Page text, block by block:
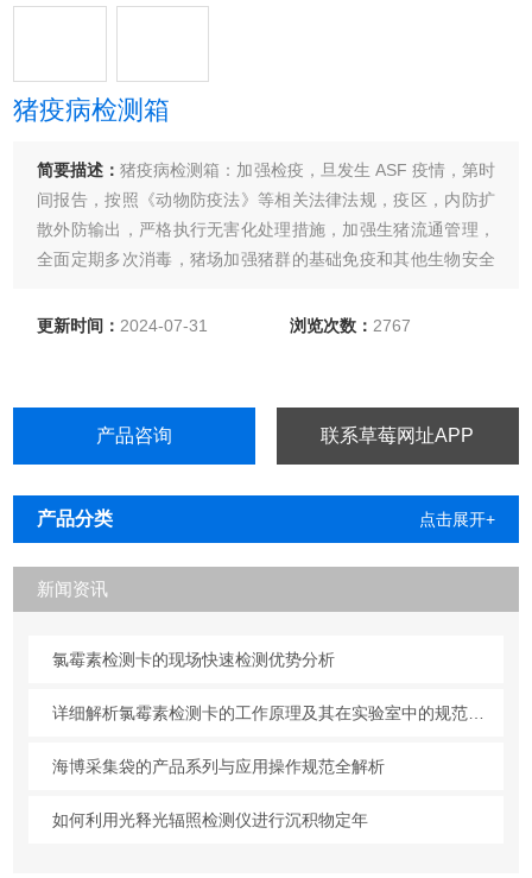
猪疫病检测箱
简要描述：猪疫病检测箱：加强检疫，旦发生 ASF 疫情，第时
间报告，按照《动物防疫法》等相关法律法规，疫区，内防扩
散外防输出，严格执行无害化处理措施，加强生猪流通管理，
全面定期多次消毒，猪场加强猪群的基础免疫和其他生物安全
肉零售价格。在防控 ASF 过程中，必须从细节抓起，从养猪产
更新时间： 2024-07-31 浏览次数： 2767
产品咨询 联系草莓网址APP
产品分类 点击展开+
新闻资讯
氯霉素检测卡的现场快速检测优势分析
详细解析氯霉素检测卡的工作原理及其在实验室中的规范操作与维护方法
海博采集袋的产品系列与应用操作规范全解析
如何利用光释光辐照检测仪进行沉积物定年